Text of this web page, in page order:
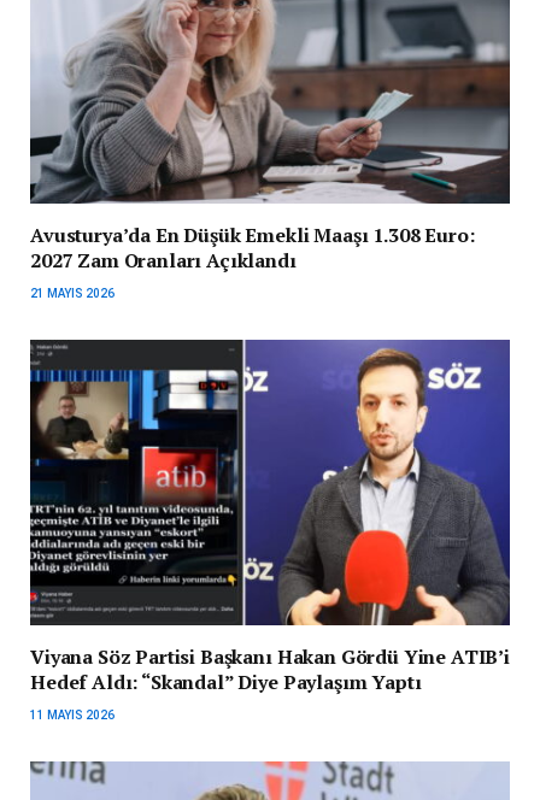
Avusturya’da En Düşük Emekli Maaşı 1.308 Euro:
2027 Zam Oranları Açıklandı
21 MAYIS 2026
Viyana Söz Partisi Başkanı Hakan Gördü Yine ATIB’i
Hedef Aldı: “Skandal” Diye Paylaşım Yaptı
11 MAYIS 2026